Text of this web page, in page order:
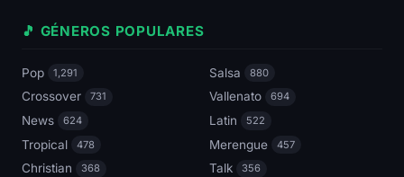
🎵 GÉNEROS POPULARES
Pop 1,291 Salsa 880
Crossover 731 Vallenato 694
News 624 Latin 522
Tropical 478 Merengue 457
Christian 368 Talk 356